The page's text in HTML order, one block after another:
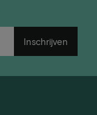
Inschrijven